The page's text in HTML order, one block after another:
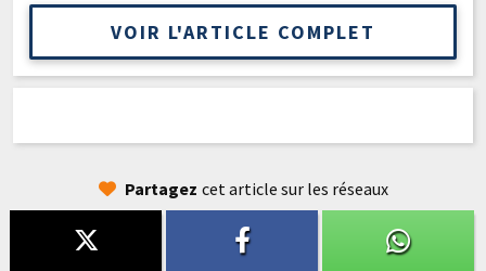
VOIR L'ARTICLE COMPLET
Partagez cet article sur les réseaux